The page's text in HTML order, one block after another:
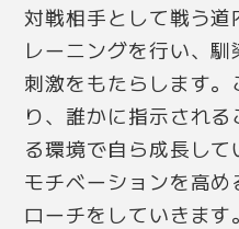
対戦相手として戦う
レーニングを行い、
刺激をもたらします
り、誰かに指示され
る環境で自ら成長し
モチベーションを高
ローチをしていきます。